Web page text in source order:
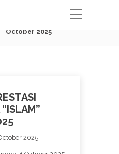
October 2025
2025